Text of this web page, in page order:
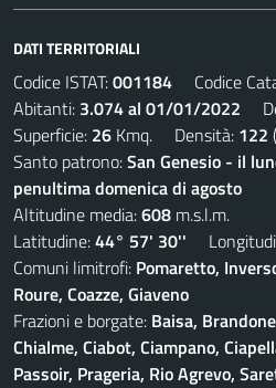
DATI TERRITORIALI
Codice ISTAT:001184 Codice
Abitanti: 3.074 al 01/01/2022
Superficie: 26 Kmq. Densità: 122
Santo patrono:San Genesio - il
penultima domenica di agosto
Altitudine media:608 m.s.l.m.
Latitudine:44° 57' 30''
Comuni limitrofi: Pomaretto,
Roure, Coazze, Giaveno
Frazioni e borgate: Baisa,
Chialme, Ciabot, Ciampano,
Passoir, Prageria, Rio Agrevo,